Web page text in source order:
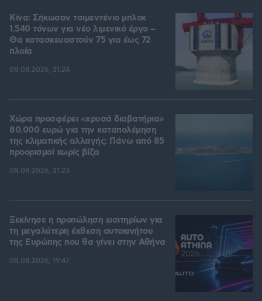
Κίνα: Σήκωσαν τσιμεντένιο μπλοκ
1.540 τόνων για νέο λιμενικό έργο –
Θα κατασκευαστούν 75 για έως 72
πλοία
08.08.2026, 21:24
Χώρα προσφέρει «χρυσά διαβατήρια»
80.000 ευρώ για την καταπολέμηση
της κλιματικής αλλαγής: Πάνω από 85
προορισμοί χωρίς βίζα
08.08.2026, 21:23
Ξεκίνησε η προπώληση εισιτηρίων για
τη μεγαλύτερη έκθεση αυτοκινήτου
της Ευρώπης που θα γίνει στην Αθήνα
08.08.2026, 19:47